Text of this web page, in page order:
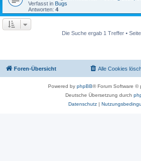
Verfasst in Bugs
Antworten: 4
Die Suche ergab 1 Treffer • Seite
Foren-Übersicht Alle Cookies
Powered by phpBB® Forum Software ©
Deutsche Übersetzung durch
Datenschutz|